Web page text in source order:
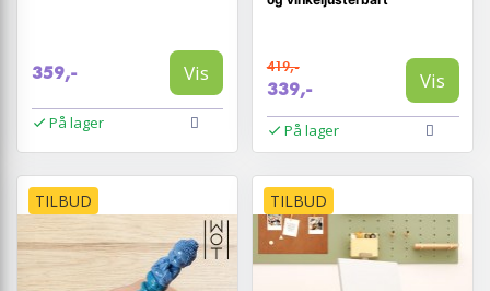
359,- Vis
På lager
419,-
339,- Vis
På lager
TILBUD TILBUD